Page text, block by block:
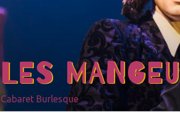
LES
Cabaret Burlesque